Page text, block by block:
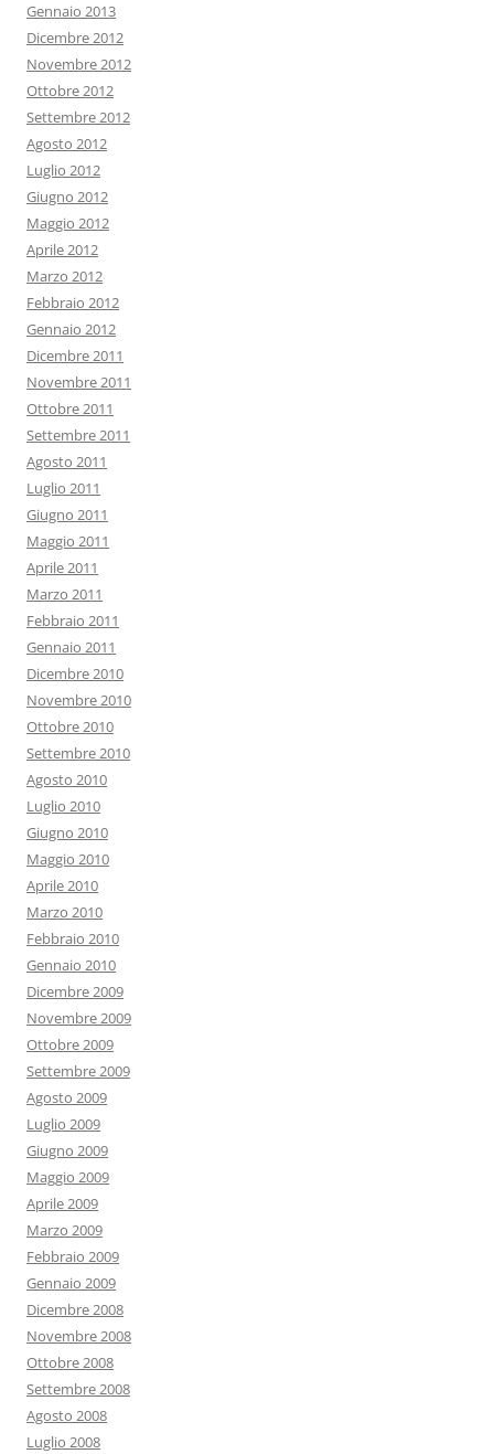
Gennaio 2013
Dicembre 2012
Novembre 2012
Ottobre 2012
Settembre 2012
Agosto 2012
Luglio 2012
Giugno 2012
Maggio 2012
Aprile 2012
Marzo 2012
Febbraio 2012
Gennaio 2012
Dicembre 2011
Novembre 2011
Ottobre 2011
Settembre 2011
Agosto 2011
Luglio 2011
Giugno 2011
Maggio 2011
Aprile 2011
Marzo 2011
Febbraio 2011
Gennaio 2011
Dicembre 2010
Novembre 2010
Ottobre 2010
Settembre 2010
Agosto 2010
Luglio 2010
Giugno 2010
Maggio 2010
Aprile 2010
Marzo 2010
Febbraio 2010
Gennaio 2010
Dicembre 2009
Novembre 2009
Ottobre 2009
Settembre 2009
Agosto 2009
Luglio 2009
Giugno 2009
Maggio 2009
Aprile 2009
Marzo 2009
Febbraio 2009
Gennaio 2009
Dicembre 2008
Novembre 2008
Ottobre 2008
Settembre 2008
Agosto 2008
Luglio 2008